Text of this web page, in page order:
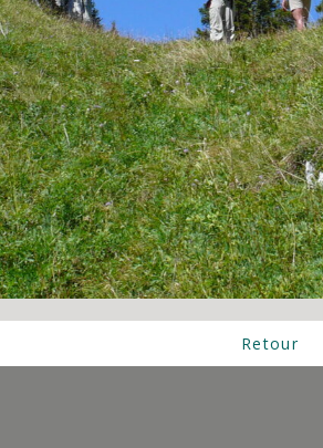
Retour